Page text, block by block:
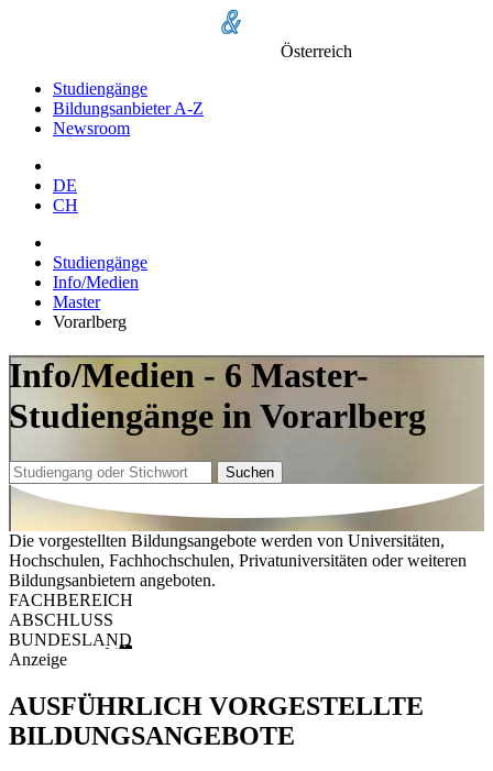
Österreich
Studiengänge
Bildungsanbieter A-Z
Newsroom
DE
CH
Studiengänge
Info/Medien
Master
Vorarlberg
Info/Medien - 6 Master-
Studiengänge in Vorarlberg
Suchen
Die vorgestellten Bildungsangebote werden von Universitäten,
Hochschulen, Fachhochschulen, Privatuniversitäten oder weiteren
Bildungsanbietern angeboten.
FACHBEREICH
ABSCHLUSS
BUNDESLAND
Anzeige
AUSFÜHRLICH VORGESTELLTE
BILDUNGSANGEBOTE